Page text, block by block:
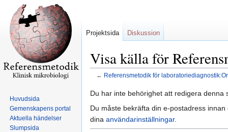
Visa källa för
← Referensmetodik för
Hoppa
till
navigering
Hoppa
till
sök
Du har inte behörighet att redigera denna
Du måste bekräfta din e-postadress
dina användarinställningar.
Projektsida Diskussion
Huvudsida
Gemenskapens portal
Aktuella händelser
Slumpsida